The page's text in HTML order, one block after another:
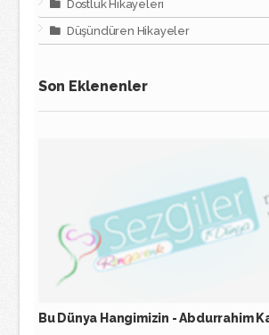
Dostluk Hikayeleri
Düşündüren Hikayeler
Son Eklenenler
Bu Dünya Hangimizin - Abdurrahim